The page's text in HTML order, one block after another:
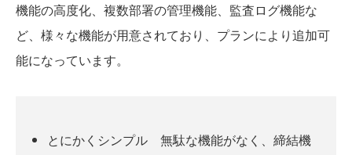
機能の高度化、複数部署の管理機能、監査ログ機能な
ど、様々な機能が用意されており、プランにより追加可
能になっています。
とにかくシンプル 無駄な機能がなく、締結機